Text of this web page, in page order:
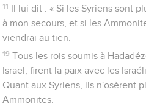
11
Il lui dit : « Si les Syriens sont
à mon secours, et si les
viendrai au tien.
19 Tous les rois soumis à
Israël, firent la paix avec les
Quant aux Syriens, ils n'osèrent
Ammonites.